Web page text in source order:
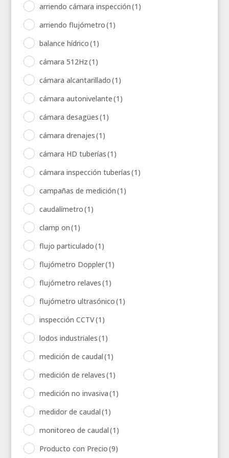
arriendo cámara inspección(1)
arriendo flujómetro(1)
balance hídrico(1)
cámara 512Hz(1)
cámara alcantarillado(1)
cámara autonivelante(1)
cámara desagües(1)
cámara drenajes(1)
cámara HD tuberías(1)
cámara inspección tuberías(1)
campañas de medición(1)
caudalímetro(1)
clamp on(1)
flujo particulado(1)
flujómetro Doppler(1)
flujómetro relaves(1)
flujómetro ultrasónico(1)
inspección CCTV(1)
lodos industriales(1)
medición de caudal(1)
medición de relaves(1)
medición no invasiva(1)
medidor de caudal(1)
monitoreo de caudal(1)
Producto con Precio(9)